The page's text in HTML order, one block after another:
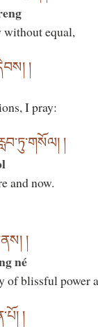
without equal,
།
I pray:
།
and now.
།
né
of blissful power
།